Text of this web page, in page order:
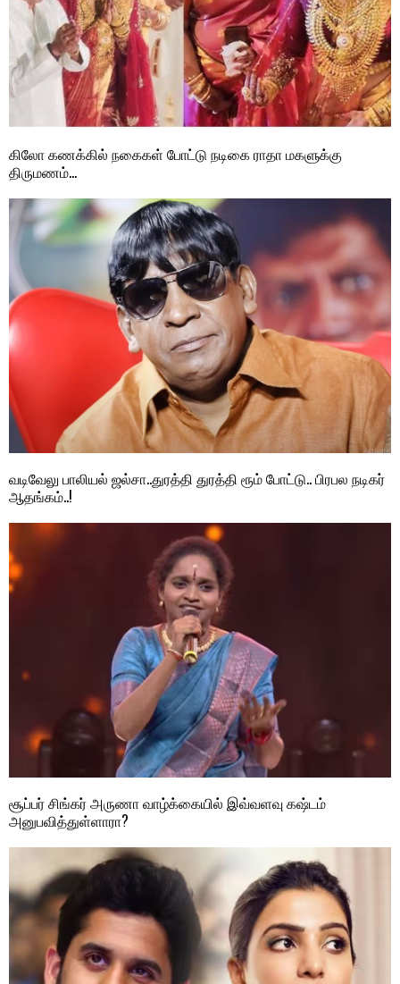
கிலோ கணக்கில் நகைகள் போட்டு நடிகை ராதா மகளுக்கு
திருமணம்…
வடிவேலு பாலியல் ஜல்சா..துரத்தி துரத்தி ரூம் போட்டு.. பிரபல நடிகர்
ஆதங்கம்..!
சூப்பர் சிங்கர் அருணா வாழ்க்கையில் இவ்வளவு கஷ்டம்
அனுபவித்துள்ளாரா?